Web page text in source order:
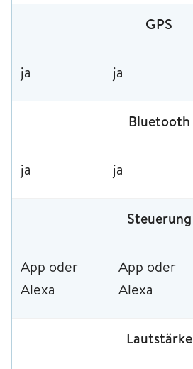
GPS
ja ja
Bluetooth
ja ja
Steuerung
App oder
Alexa
App oder
Alexa
Lautstärke